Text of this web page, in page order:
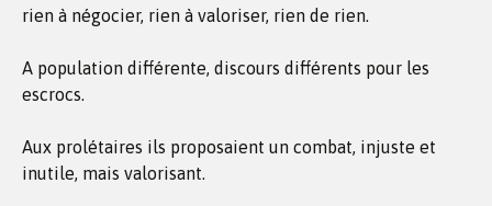
rien à négocier, rien à valoriser, rien de rien.
A population différente, discours différents pour les
escrocs.
Aux prolétaires ils proposaient un combat, injuste et
inutile, mais valorisant.